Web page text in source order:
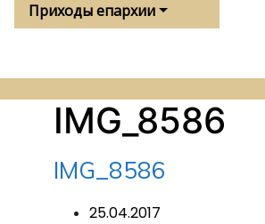
Приходы епархии
IMG_8586
IMG_8586
25.04.2017